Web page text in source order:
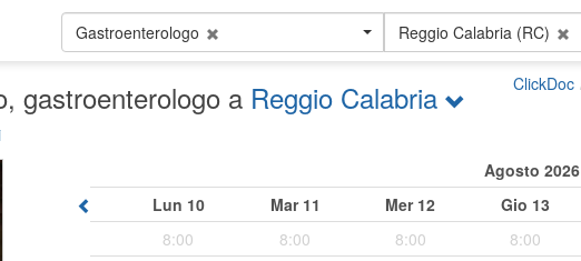
Gastroenterologo Reggio Calabria (RC)
, gastroenterologo a Reggio Calabria ClickDoc
Agosto 2026
Lun 10 Mar 11 Mer 12 Gio 13
8:00
8:00 8:00 8:00